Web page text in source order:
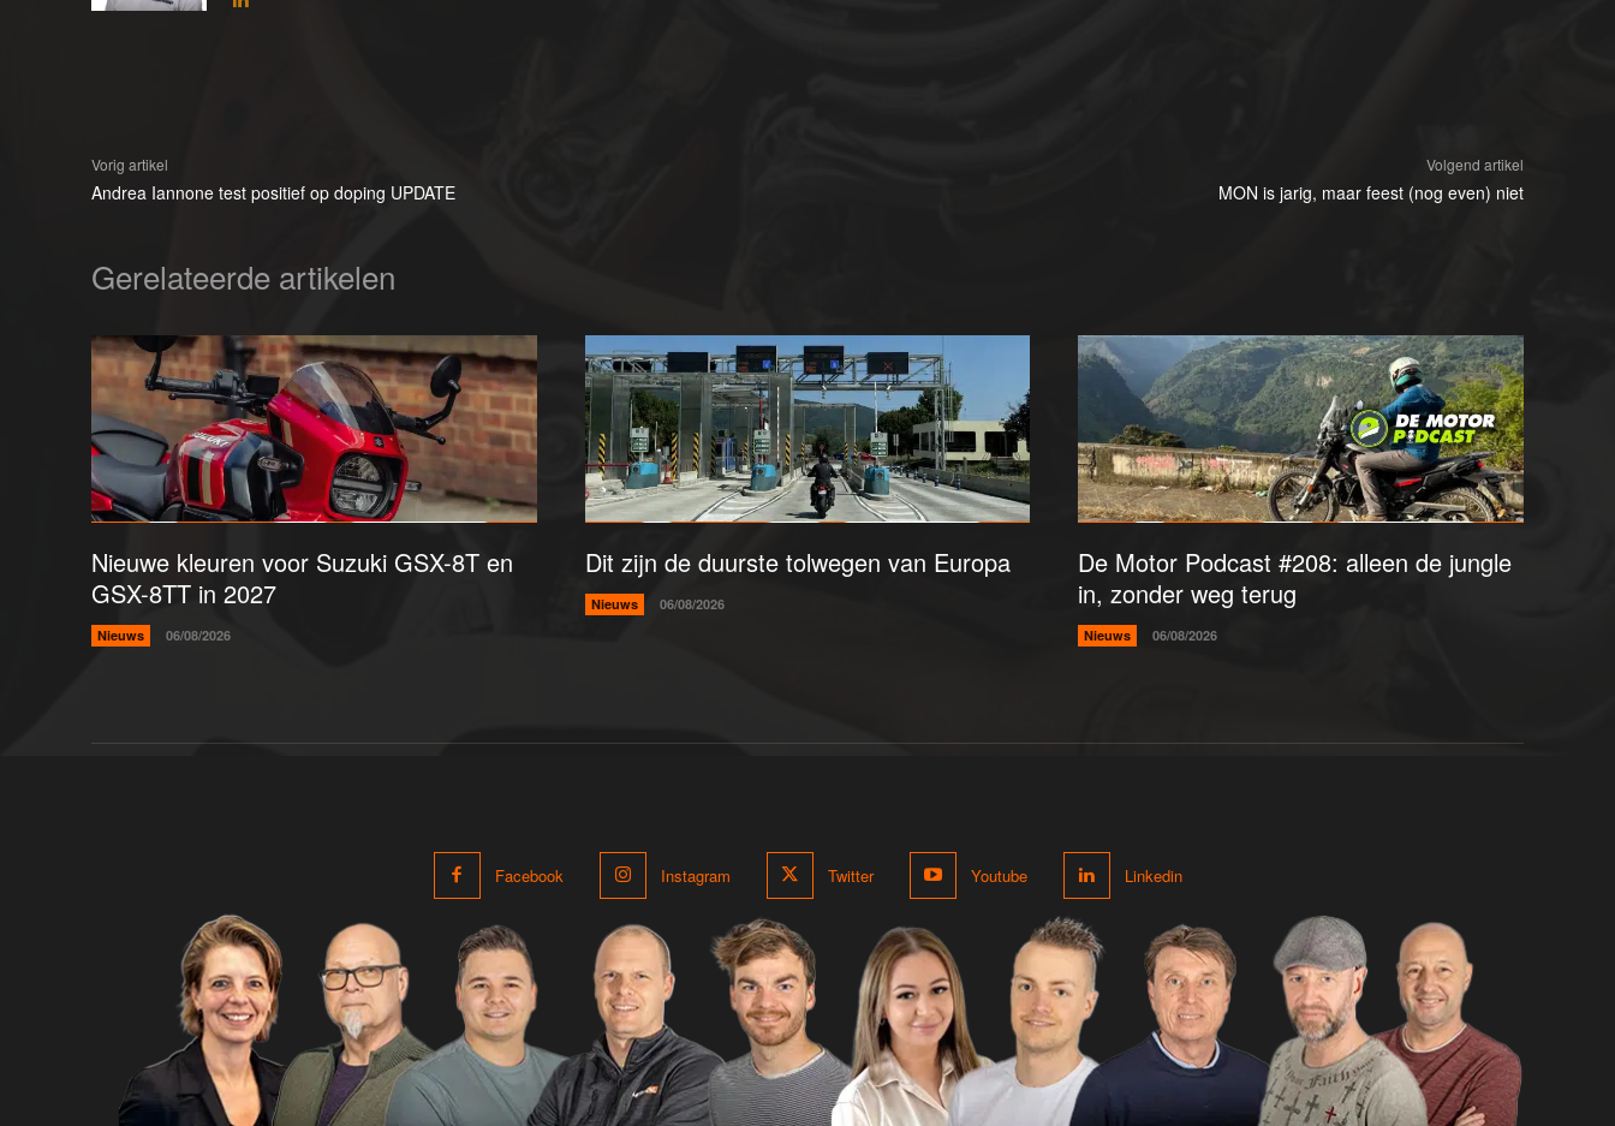
Vorig artikel
Andrea Iannone test positief op doping UPDATE
Volgend artikel
MON is jarig, maar feest (nog even) niet
Gerelateerde artikelen
Nieuwe kleuren voor Suzuki GSX-8T en
GSX-8TT in 2027
Nieuws 06/08/2026
Dit zijn de duurste tolwegen van Europa
Nieuws 06/08/2026
De Motor Podcast #208: alleen de jungle
in, zonder weg terug
Nieuws 06/08/2026
Facebook Instagram Twitter Youtube Linkedin